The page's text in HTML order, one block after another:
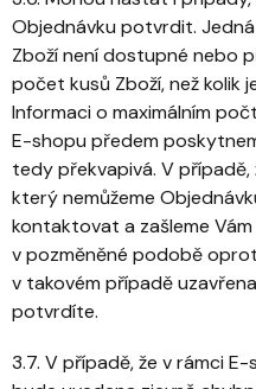
Objednávku potvrdit.
Zboží není dostupné nebo
počet kusů Zboží, než kolik
Informaci o maximálním
E-shopu předem
tedy překvapivá. V
který nemůžeme
kontaktovat a zašleme
v pozměněné podobě
v takovém případě
potvrdíte.
3.7. V případě, že v rámci